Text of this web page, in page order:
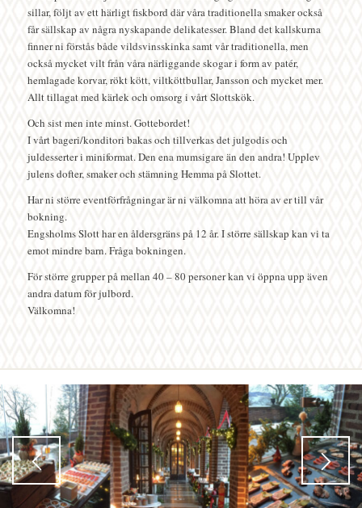
sillar, följt av ett härligt fiskbord där våra traditionella smaker också
får sällskap av några nyskapande delikatesser. Bland det kallskurna
finner ni förstås både vildsvinsskinka samt vår traditionella, men
också mycket vilt från våra närliggande skogar i form av patér,
hemlagade korvar, rökt kött, viltköttbullar, Jansson och mycket mer.
Allt tillagat med kärlek och omsorg i vårt Slottskök.
Och sist men inte minst. Gottebordet!
I vårt bageri/konditori bakas och tillverkas det julgodis och
juldesserter i miniformat. Den ena mumsigare än den andra! Upplev
julens dofter, smaker och stämning Hemma på Slottet.
Har ni större eventförfrågningar är ni välkomna att höra av er till vår
bokning.
Engsholms Slott har en åldersgräns på 12 år. I större sällskap kan vi ta
emot mindre barn. Fråga bokningen.
För större grupper på mellan 40 – 80 personer kan vi öppna upp även
andra datum för julbord.
Välkomna!